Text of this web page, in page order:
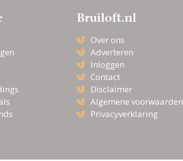
Bruiloft.nl
Over ons
Adverteren
Inloggen
Contact
Disclaimer
Algemene voorwaarden
Privacyverklaring